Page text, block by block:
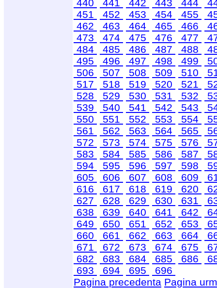
440 441 442 443 444
451
452 453 454 455
462
463 464 465 466
473
474 475 476 477
484
485 486 487 488
495
496 497 498 499
506
507 508 509 510
517
518 519 520 521
528
529 530 531 532
539
540 541 542 543
550
551 552 553 554
561
562 563 564 565
572
573 574 575 576
583
584 585 586 587
594
595 596 597 598
605
606 607 608 609
616
617 618 619 620
627
628 629 630 631
638
639 640 641 642
649
650 651 652 653
660
661 662 663 664
671
672 673 674 675
682
683 684 685 686
693
694 695
696
Pagina precedenta Pagina